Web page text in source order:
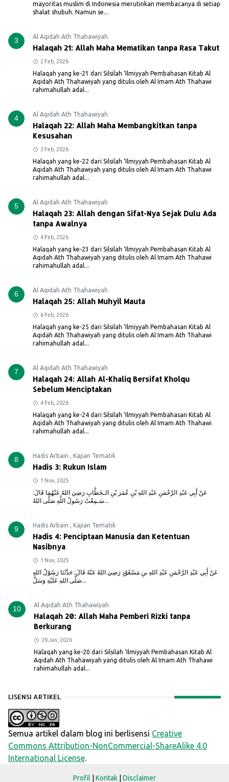
mayoritas muslim di Indonesia merutinkan membacanya di setiap
shalat shubuh. Namun se...
3 Al Aqidah Ath Thahawiyah
Halaqah 21: Allah Maha Mematikan tanpa Rasa Takut
2 Feb, 2026
Halaqah yang ke-21 dari Silsilah ‘Ilmiyyah Pembahasan Kitab Al
Aqidah Ath Thahawiyah yang ditulis oleh Al Imam Ath Thahawi
rahimahullah adal...
4 Al Aqidah Ath Thahawiyah
Halaqah 22: Allah Maha Membangkitkan tanpa
Kesusahan
3 Feb, 2026
Halaqah yang ke-22 dari Silsilah ‘Ilmiyyah Pembahasan Kitab Al
Aqidah Ath Thahawiyah yang ditulis oleh Al Imam Ath Thahawi
rahimahullah adal...
5 Al Aqidah Ath Thahawiyah
Halaqah 23: Allah dengan Sifat-Nya Sejak Dulu Ada
tanpa Awalnya
4 Feb, 2026
Halaqah yang ke-23 dari Silsilah ‘Ilmiyyah Pembahasan Kitab Al
Aqidah Ath Thahawiyah yang ditulis oleh Al Imam Ath Thahawi
rahimahullah adal...
6 Al Aqidah Ath Thahawiyah
Halaqah 25: Allah Muhyil Mauta
6 Feb, 2026
Halaqah yang ke-25 dari Silsilah ‘Ilmiyyah Pembahasan Kitab Al
Aqidah Ath Thahawiyah yang ditulis oleh Al Imam Ath Thahawi
rahimahullah adal...
7 Al Aqidah Ath Thahawiyah
Halaqah 24: Allah Al-Khaliq Bersifat Kholqu
Sebelum Menciptakan
4 Feb, 2026
Halaqah yang ke-24 dari Silsilah ‘Ilmiyyah Pembahasan Kitab Al
Aqidah Ath Thahawiyah yang ditulis oleh Al Imam Ath Thahawi
rahimahullah adal...
8 Hadis Arbain , Kajian Tematik
Hadis 3: Rukun Islam
1 Nov, 2025
عَنْ أَبِي عَبْدِ الرَّحْمَنِ عَبْدِ اللهِ بْنِ عُمَرَ بْنِ الـخَطَّابِ رَضِيَ اللهُ عَنْهُمَا قَالَ:
سَـمِعْتُ رَسُولُ اللَّهِ صَلَّى اللهُ...
9 Hadis Arbain , Kajian Tematik
Hadis 4: Penciptaan Manusia dan Ketentuan
Nasibnya
1 Nov, 2025
عَنْ أَبِي عَبْدِ الرَّحْمَنِ عَبْدِ اللهِ بنِ مَسْعُوْدٍ رَضِيَ اللهُ عَنْهُ قَالَ: حَدَّثَنَا رَسُوْلُ اللهِ
صَلَّى اللهِ عَلَيْهِ وَسَلَّ...
10 Al Aqidah Ath Thahawiyah
Halaqah 20: Allah Maha Pemberi Rizki tanpa
Berkurang
29 Jan, 2026
Halaqah yang ke-20 dari Silsilah ‘Ilmiyyah Pembahasan Kitab Al
Aqidah Ath Thahawiyah yang ditulis oleh Al Imam Ath Thahawi
rahimahullah adal...
LISENSI ARTIKEL
Semua artikel dalam blog ini berlisensi Creative
Commons Attribution-NonCommercial-ShareAlike 4.0
International License
Profil | Kontak | Disclaimer